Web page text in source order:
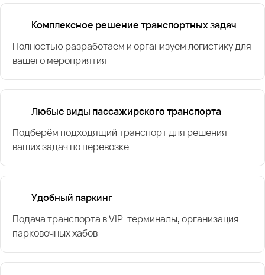
Комплексное решение транспортных задач
Полностью разработаем и организуем логистику для
вашего мероприятия
Любые виды пассажирского транспорта
Подберём подходящий транспорт для решения
ваших задач по перевозке
Удобный паркинг
Подача транспорта в VIP-терминалы, организация
парковочных хабов